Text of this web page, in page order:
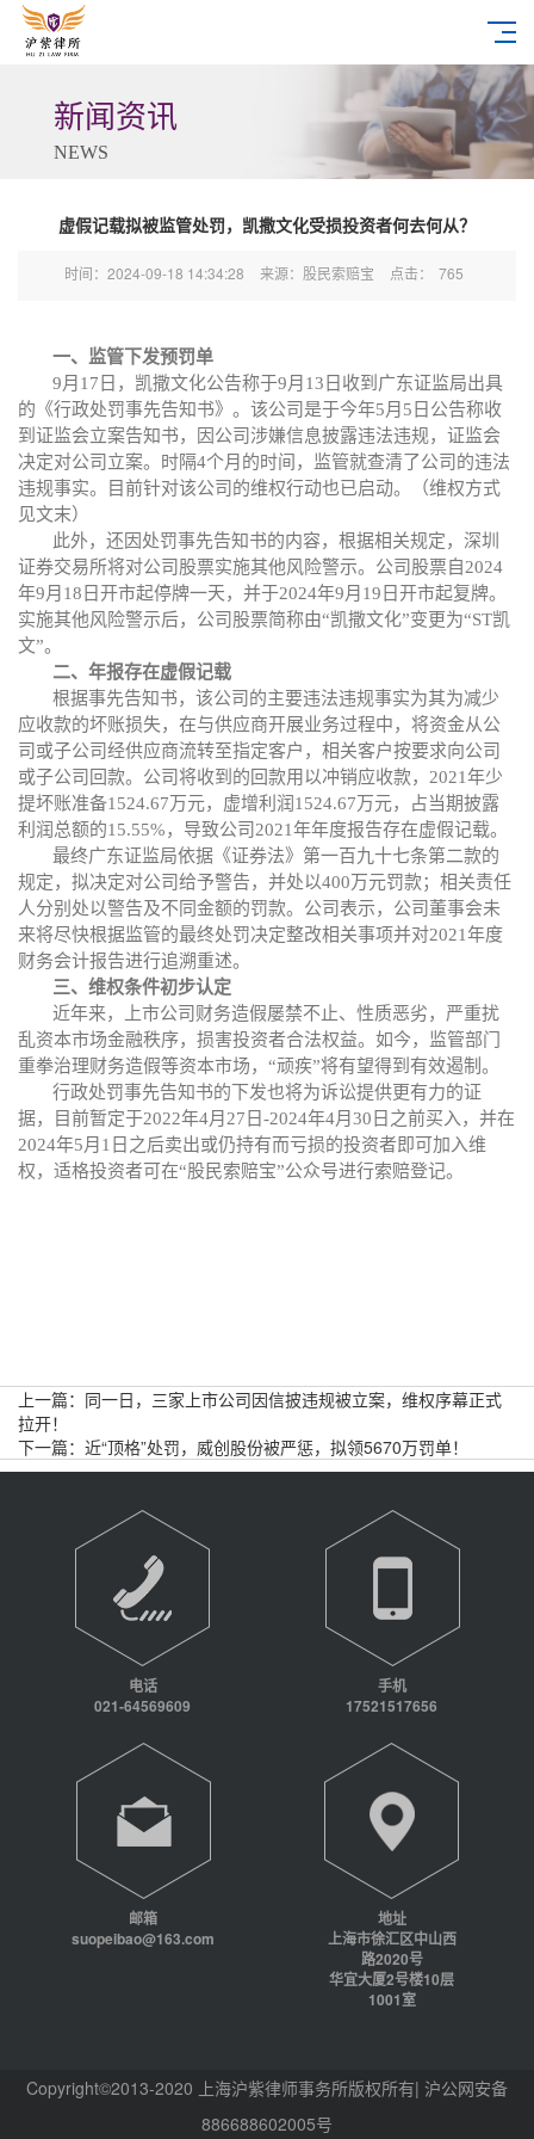
新闻资讯
NEWS
虚假记载拟被监管处罚，凯撒文化受损投资者何去何从？
时间：2024-09-18 14:34:28 来源：股民索赔宝 点击： 765
一、监管下发预罚单
9月 17日，凯撒文化公告称于9月13日收到广东证监局出具
的《行政处罚事先告知书》。 该公司是于今年5月5日 公告称收
到 证监会立案告知书，
因公司涉嫌信息披露违法违规，证监会
决定对公司立案。
时隔4个月的时间，监管就查清了公司的违法
违规事实。目前针对该公司的维权行动也已启动。（维权方式
见文末）
此外，还因处罚事先告知书的内容， 根据相关规定，深圳
证券交易所将对公司股票实施其他风险警示。公司股票自 2024
年9月18日开市起停牌一天，并于2024年9月19日开市起复牌。
实施其他风险警示后，公司股票简称由“凯撒文化”变更为“ST凯
文”。
二、年报存在虚假记载
根据事先告知书，该公司的主要违法违规事实为其为减少
应收款的坏账损失，在与供应商开展业务过程中，将资金从公
司或子公司经供应商流转至指定客户，相关客户按要求向公司
或子公司回款。 公司 将收到的回款用以冲销应收款， 2021年少
提坏账准备1524.67万元，虚增利润1524.67万元，占当期披露
利润总额的15.55%， 导致公司 2021年年度报告存在虚假记载。
最终广东证监局依据《证券法》第一百九十七条第二款的
规定，拟决定对公司 给予警告，并处以400万元罚款； 相关责任
人分别处以警告及不同金额的罚款。公司 表示，公司董事会未
来将尽快根据监管的最终处罚决定整改相关事项并对2021年度
财务会计报告进行追溯重述。
三、维权条件初步认定
近年来，上市公司财务造假屡禁不止、性质恶劣，严重扰
乱资本市场金融秩序，损害投资者合法权益。如今，监管部门
重拳治理财务造假等资本市场， “顽疾”将有望得到有效遏制。
行政处罚事先告知书的下发也将为诉讼提供更有力的证
据，目前暂定于2022年4月27日-2024年4月30日之前买入，并在
2024年5月1日之后卖出或仍持有而亏损的投资者即可加入维
权，适格投资者可在“股民索赔宝”公众号进行索赔登记。
上一篇： 同一日，三家上市公司因信披违规被立案，维权序幕正式
拉开！
下一篇： 近“顶格”处罚，威创股份被严惩，拟领5670万罚单！
电话
021-64569609
手机
17521517656
邮箱
suopeibao@163.com
地址
上海市徐汇区中山西
路2020号
华宜大厦2号楼10层
1001室
Copyright©2013-2020 上海沪紫律师事务所版权所有| 沪公网安备
886688602005号